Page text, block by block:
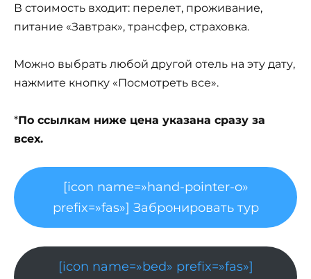
В стоимость входит: перелет, проживание,
питание «Завтрак», трансфер, страховка.
Можно выбрать любой другой отель на эту дату,
нажмите кнопку «Посмотреть все».
*По ссылкам ниже цена указана сразу за
всех.
[icon name=»hand-pointer-o»
prefix=»fas»] Забронировать тур
[icon name=»bed» prefix=»fas»]